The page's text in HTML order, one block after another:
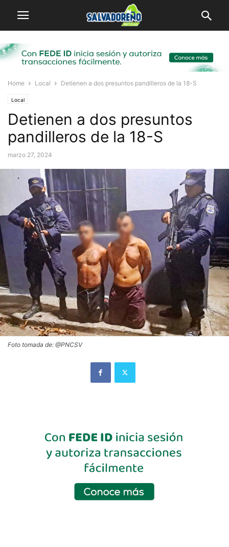
Home Local Detienen a dos presuntos pandilleros de la 18-S
Local
Detienen a dos presuntos
pandilleros de la 18-S
marzo 27, 2024
Foto tomada de: @PNCSV